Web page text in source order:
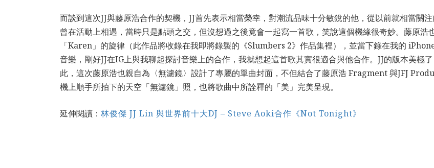
而談到這次JJ與藤原浩合作的契機，JJ首先表示相當榮幸，對潮流品味十分敏銳的他，從以前就相當關
曾在活動上相遇，當時只是點頭之交，但沒想過之後竟會一起寫一首歌，笑說這個機緣很奇妙。藤原
「Karen」的旋律（此作品將收錄在我即將錄製的《Slumbers 2》作品集裡），並當下錄在我的
音樂，剛好JJ在IG上與我聊起探討音樂上的合作，我就想起這首歌其實很適合與他合作。JJ的版本美極
此，這次藤原浩也親自為〈無濾鏡〉設計了專屬的單曲封面，不但結合了藤原浩 Fragment 與JFJ
機上順手所拍下的天空「無濾鏡」照，也將歌曲中所詮釋的「美」完美呈現。
延伸閱讀： 林俊傑 JJ Lin 與世界前十大DJ – Steve Aoki合作《Not Tonight》